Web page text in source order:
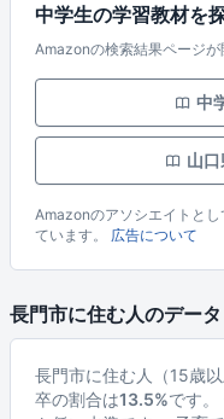
中学生の学習教材を
Amazonの検索結果ページが
中
山
Amazonのアソシエイトと
ています。 広告について
長門市に住む人のデータ
長門市に住む人（15歳
卒の割合は13.5%です。